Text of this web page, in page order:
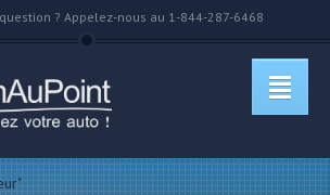
? Appelez-nous au 1-844-287-6468